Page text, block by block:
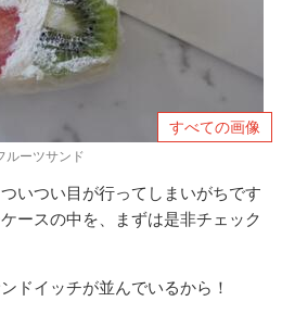
すべての画像
ルーツサンド
いつい目が行ってしまいがちです
ースの中を、まずは是非チェック
ドイッチが並んでいるから！